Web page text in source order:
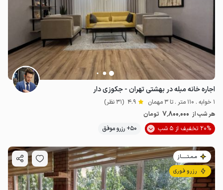
اجاره خانه مبله در بهشتی تهران - جکوزی دار
1 خوابه . 110 متر . تا 3 مهمان 4.9 (31 نظر)
هر شب از 7٬800٬000 تومان
20% تخفیف از 5 شب
50+ رزرو موفق
مـمـتــــــاز
رزرو فوری